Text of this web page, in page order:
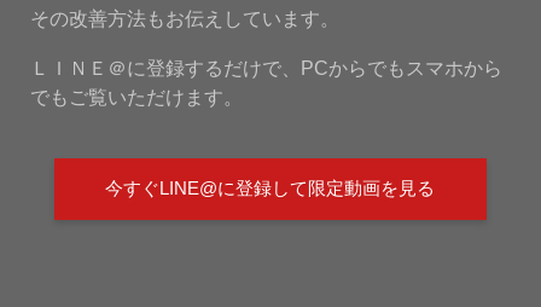
その改善方法もお伝えしています。
ＬＩＮＥ＠に登録するだけで、PCからでもスマホから
でもご覧いただけます。
今すぐLINE@に登録して限定動画を見る